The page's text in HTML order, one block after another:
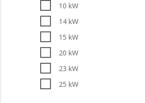
10 kW
14 kW
15 kW
20 kW
23 kW
25 kW